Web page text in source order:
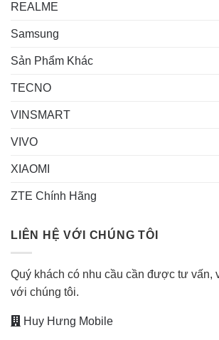
REALME
Samsung
Sản Phẩm Khác
TECNO
VINSMART
VIVO
XIAOMI
ZTE Chính Hãng
LIÊN HỆ VỚI CHÚNG TÔI
Quý khách có nhu cầu cần được tư vấn,
với chúng tôi.
Huy Hưng Mobile